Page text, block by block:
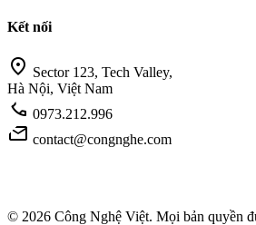
Kết nối
location_on Sector 123, Tech Valley,
Hà Nội, Việt Nam
call 0973.212.996
mail contact@congnghe.com
© 2026 Công Nghệ Việt. Mọi bản quyền